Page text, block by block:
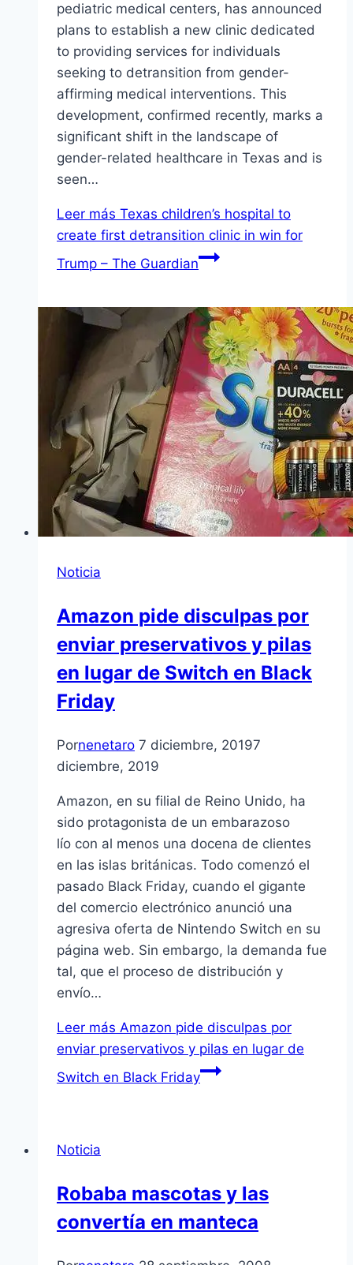
pediatric medical centers, has announced
plans to establish a new clinic dedicated
to providing services for individuals
seeking to detransition from gender-
affirming medical interventions. This
development, confirmed recently, marks a
significant shift in the landscape of
gender-related healthcare in Texas and is
seen…
Leer más Texas children’s hospital to
create first detransition clinic in win for
Trump – The Guardian
Noticia
Amazon pide disculpas por
enviar preservativos y pilas
en lugar de Switch en Black
Friday
Pornenetaro 7 diciembre, 20197
diciembre, 2019
Amazon, en su filial de Reino Unido, ha
sido protagonista de un embarazoso
lío con al menos una docena de clientes
en las islas británicas. Todo comenzó el
pasado Black Friday, cuando el gigante
del comercio electrónico anunció una
agresiva oferta de Nintendo Switch en su
página web. Sin embargo, la demanda fue
tal, que el proceso de distribución y
envío…
Leer más Amazon pide disculpas por
enviar preservativos y pilas en lugar de
Switch en Black Friday
Noticia
Robaba mascotas y las
convertí­a en manteca